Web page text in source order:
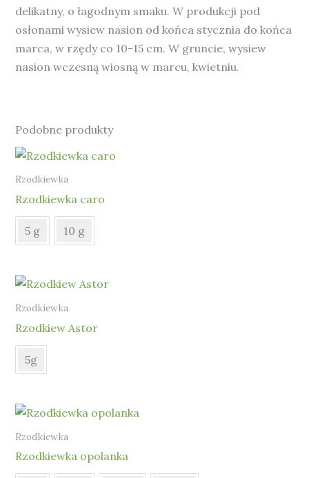
delikatny, o łagodnym smaku. W produkcji pod
osłonami wysiew nasion od końca stycznia do końca
marca, w rzędy co 10-15 cm. W gruncie, wysiew
nasion wczesną wiosną w marcu, kwietniu.
Podobne produkty
Rzodkiewka
Rzodkiewka caro
5 g 10 g
Rzodkiewka
Rzodkiew Astor
5g
Rzodkiewka
Rzodkiewka opolanka